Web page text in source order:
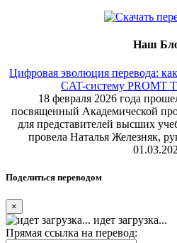
Наш
Цифровая эволюция перевода:
CAT-систему PROMT
18 февраля 2026 года
посвященный Академической
для представителей высших
провела Наталья Железняк,
Поделиться переводом
×
идет загрузка...
Прямая ссылка на перевод: